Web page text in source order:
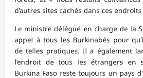
d’autres sites cachés dans ces endroits
Le ministre délégué en charge de la
appel à tous les Burkinabés pour
de telles pratiques. Il a également
l’endroit de tous les étrangers en
Burkina Faso reste toujours un pays